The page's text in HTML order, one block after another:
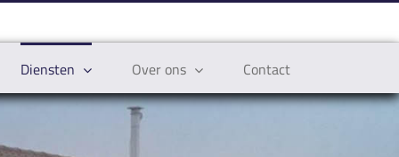
Diensten Over ons Contact